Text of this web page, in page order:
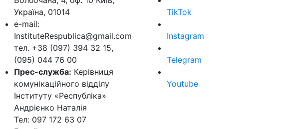
Україна, 01014
e-mail:
InstituteRespublica@gmail.com
тел. +38 (097) 394 32 15,
(095) 044 76 00
Прес-служба: Керівниця
комунікаційного відділу
Інституту «Республіка»
Андрієнко Наталія
Тел: 097 172 63 07
TikTok
Instagram
Telegram
Youtube